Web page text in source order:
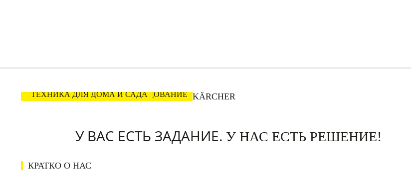
УБОРОЧНАЯ И ЧИСТЯЩАЯ ТЕХНИКА KӒRCHER
ПРОФЕССИОНАЛЬНОЕ ОБОРУДОВАНИЕ
ТЕХНИКА ДЛЯ ДОМА И САДА
У ВАС ЕСТЬ ЗАДАНИЕ. У НАС ЕСТЬ РЕШЕНИЕ!
КРАТКО О НАС